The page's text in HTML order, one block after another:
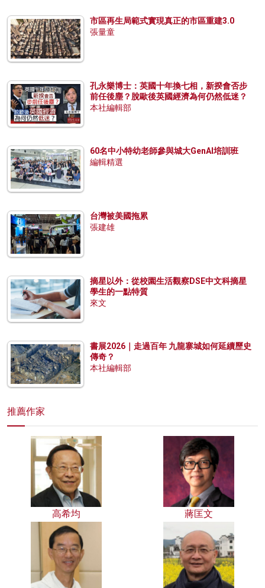
市區再生局範式實現真正的市區重建3.0
張量童
孔永樂博士：英國十年換七相，新揆會否步
前任後塵？脫歐後英國經濟為何仍然低迷？
本社編輯部
60名中小特幼老師參與城大GenAI培訓班
編輯精選
台灣被美國拖累
張建雄
摘星以外：從校園生活觀察DSE中文科摘星
學生的一點特質
來文
書展2026｜走過百年 九龍寨城如何延續歷史
傳奇？
本社編輯部
推薦作家
高希均 蔣匡文